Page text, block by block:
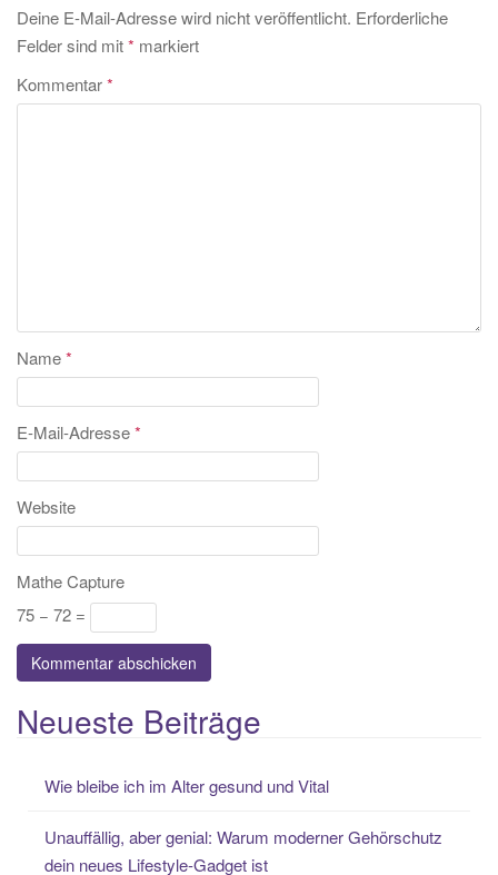
Deine E-Mail-Adresse wird nicht veröffentlicht. Erforderliche
Felder sind mit* markiert
Kommentar*
Name*
E-Mail-Adresse*
Website
Mathe Capture
75 − 72 =
Neueste Beiträge
Wie bleibe ich im Alter gesund und Vital
Unauffällig, aber genial: Warum moderner Gehörschutz
dein neues Lifestyle-Gadget ist